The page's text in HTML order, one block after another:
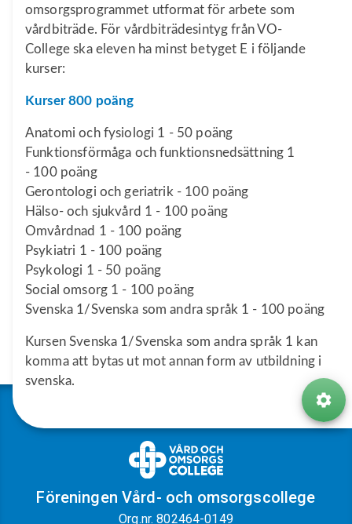
omsorgsprogrammet utformat för arbete som
vårdbiträde. För vårdbiträdesintyg från VO-
College ska eleven ha minst betyget E i följande
kurser:
Kurser 800 poäng
Anatomi och fysiologi 1 - 50 poäng
Funktionsförmåga och funktionsnedsättning 1
- 100 poäng
Gerontologi och geriatrik - 100 poäng
Hälso- och sjukvård 1 - 100 poäng
Omvårdnad 1 - 100 poäng
Psykiatri 1 - 100 poäng
Psykologi 1 - 50 poäng
Social omsorg 1 - 100 poäng
Svenska 1/Svenska som andra språk 1 - 100 poäng
Kursen Svenska 1/Svenska som andra språk 1 kan
komma att bytas ut mot annan form av utbildning i
svenska.
Föreningen Vård- och omsorgscollege
Org.nr. 802464-0149